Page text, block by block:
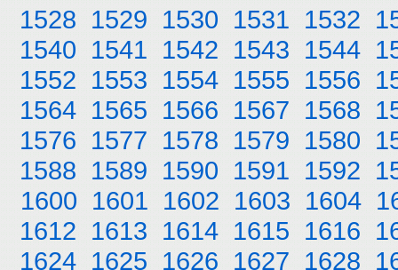
1528 1529 1530 1531 1532
1540 1541 1542 1543 1544
1552 1553 1554 1555 1556
1564 1565 1566 1567 1568
1576 1577 1578 1579 1580
1588 1589 1590 1591 1592
1600 1601 1602 1603 1604
1612 1613 1614 1615 1616
1624 1625 1626 1627 1628